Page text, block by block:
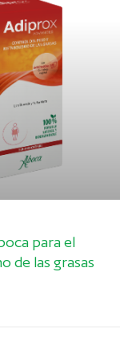
para el
de las grasas